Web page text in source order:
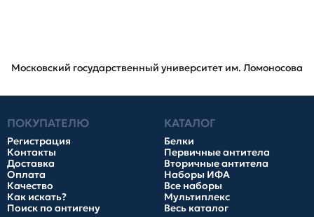
Московский государственный университет им. Ломоносова
ПОКУПАТЕЛЮ
Регистрация
Контакты
Доставка
Оплата
Качество
Как искать?
Поиск по антигену
КАТАЛОГ
Белки
Первичные антитела
Вторичные антитела
Наборы ИФА
Все наборы
Мультиплекс
Весь каталог